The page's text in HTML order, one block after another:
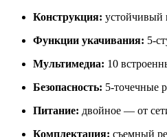
Конструкция: устойчивый
Функции укачивания: 5-
Мультимедиа: 10
Безопасность: 5-точечные
Питание: двойное — от
Комплектация: съемный